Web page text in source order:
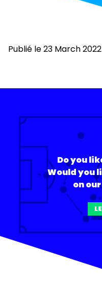
Publié le 23 March 2022
Do you
Would you
on